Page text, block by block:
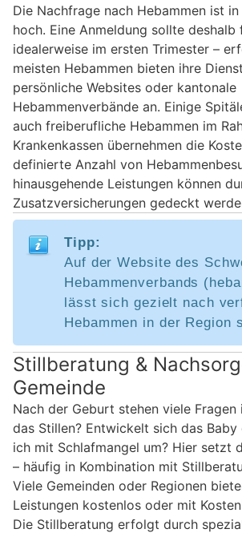
Die Nachfrage nach Hebammen ist
hoch. Eine Anmeldung sollte deshalb
idealerweise im ersten Trimester –
meisten Hebammen bieten ihre
persönliche Websites oder kantonale
Hebammenverbände an. Einige
auch freiberufliche Hebammen im
Krankenkassen übernehmen die
definierte Anzahl von
hinausgehende Leistungen können
Zusatzversicherungen gedeckt
Tipp:
Auf der Website des
Hebammenverbands
lässt sich gezielt nach
Hebammen in der Region
Stillberatung &
Gemeinde
Nach der Geburt stehen viele Fragen
das Stillen? Entwickelt sich das Baby
ich mit Schlafmangel um? Hier setzt
– häufig in Kombination mit
Viele Gemeinden oder Regionen
Leistungen kostenlos oder mit
Die Stillberatung erfolgt durch